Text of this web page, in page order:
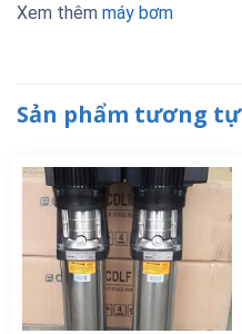
Xem thêm máy bơm
Sản phẩm tương tự